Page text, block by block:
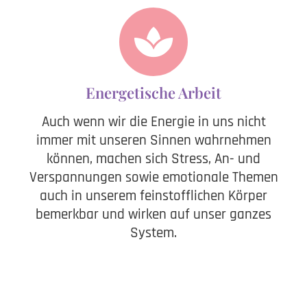
Energetische Arbeit
Auch wenn wir die Energie in uns nicht
immer mit unseren Sinnen wahrnehmen
können, machen sich Stress, An- und
Verspannungen sowie emotionale Themen
auch in unserem feinstofflichen Körper
bemerkbar und wirken auf unser ganzes
System.